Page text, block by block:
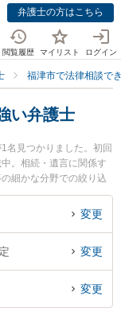
弁護士の方はこちら
閲覧履歴 マイリスト ログイン
福津市で法律相談で
い弁護士
名見つかりました。初回
。相続・遺言に関係す
細かな分野での絞り込
太郎弁護士のプロフィー
福津市で土日や夜間に
福津市内の弁護士に相
す。
変更
変更
変更